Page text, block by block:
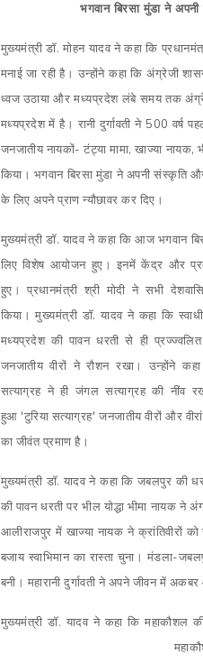
भगवान बिरसा मुंडा ने
मुख्यमंत्री डॉ. मोहन यादव ने कहा कि
मनाई जा रही है। उन्होंने कहा कि अंग्रेजी
ध्वज उठाया और मध्यप्रदेश लंबे समय तक
मध्यप्रदेश में है। रानी दुर्गावती ने 500
जनजातीय नायकों- टंट्या मामा,खाज्या नायक,
किया। भगवान बिरसा मुंडा ने अपनी संस्कृति
के लिए अपने प्राण न्यौछावर कर दिए।
मुख्यमंत्री डॉ. यादव ने कहा कि आज भगवान
लिए विशेष आयोजन हुए। इनमें केंद्र और
हुए। प्रधानमंत्री श्री मोदी ने सभी
किया। मुख्यमंत्री डॉ.यादवने कहा कि
मध्यप्रदेश की पावन धरती से ही
जनजातीय वीरों ने रौशन रखा। उन्होंने
सत्याग्रह ने ही जंगल सत्याग्रह की नींव
हुआ 'टुरिया सत्याग्रह'जनजातीय वीरों और
का जीवंत प्रमाण है।
मुख्यमंत्री डॉ. यादव ने कहा कि जबलपुर की
की पावन धरती पर भील योद्धा भीमा
आलीराजपुर में खाज्या नायक ने क्रांतिवीरों
बजाय स्वाभिमान का रास्ता चुना। मंडला-
बनी। महारानी दुर्गावती ने अपने जीवन में
मुख्यमंत्री डॉ. यादव ने कहा कि महाकौशल